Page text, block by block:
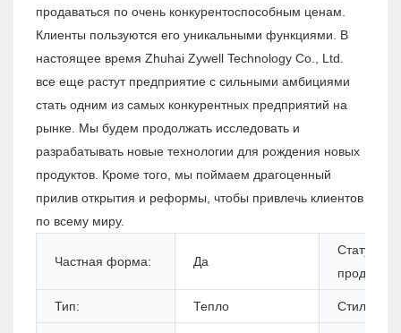
продаваться по очень конкурентоспособным ценам.
Клиенты пользуются его уникальными функциями. В
настоящее время Zhuhai Zywell Technology Co., Ltd.
все еще растут предприятие с сильными амбициями
стать одним из самых конкурентных предприятий на
рынке. Мы будем продолжать исследовать и
разрабатывать новые технологии для рождения новых
продуктов. Кроме того, мы поймаем драгоценный
прилив открытия и реформы, чтобы привлечь клиентов
по всему миру.
Частная форма: Да
Статус
продуктов:
Тип: Тепло Стиль: